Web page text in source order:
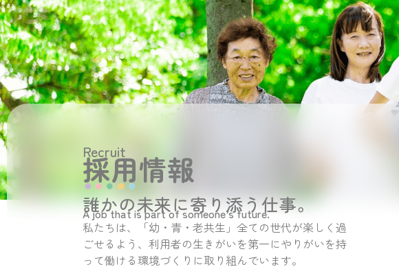
Recruit
採用情報
誰かの未来に寄り添う仕事。
A job that is part of someone’s future.
私たちは、「幼・青・老共生」全ての世代が楽しく過
ごせるよう、利用者の生きがいを第一にやりがいを持
って働ける環境づくりに取り組んでいます。